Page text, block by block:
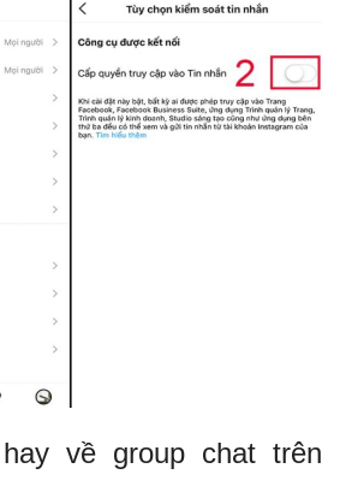
về group chat trên